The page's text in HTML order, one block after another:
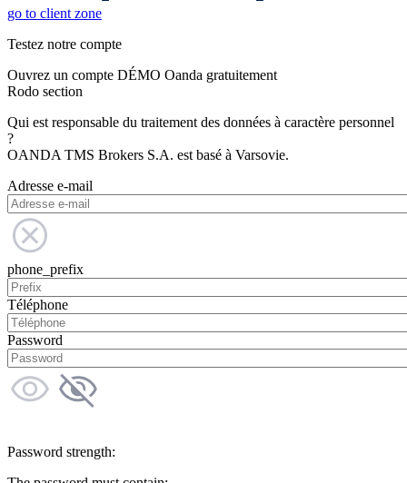
go to client zone
Testez notre compte
Ouvrez un compte DÉMO Oanda gratuitement
Rodo section
Qui est responsable du traitement des données à caractère personnel
?
OANDA TMS Brokers S.A. est basé à Varsovie.
Adresse e-mail
phone_prefix
Téléphone
Password
Password strength: